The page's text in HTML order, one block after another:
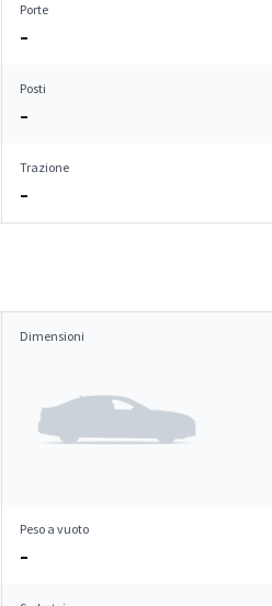
Porte
–
Posti
–
Trazione
–
Dimensioni
Peso a vuoto
–